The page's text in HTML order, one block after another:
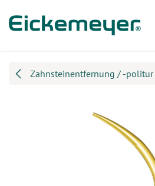
Zahnsteinentfernung / -politur